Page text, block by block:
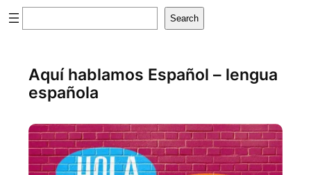
Search
Aquí hablamos Español – lengua
española